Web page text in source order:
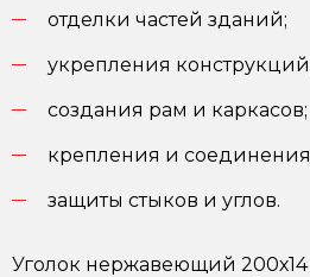
отделки частей зданий;
укрепления
создания рам и каркасов;
крепления и
защиты стыков и углов.
Уголок нержавеющий